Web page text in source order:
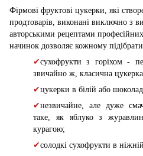
Фірмові фруктові цукерки, які
продтоварів, виконані виключно з
авторськими рецептами професійних
начинок дозволяє кожному
✔сухофрукти з горіхом -
звичайно ж, класична
✔цукерки в білій або
✔незвичайне, але дуже
таке, як яблуко з
курагою;
✔солодкі сухофрукти в